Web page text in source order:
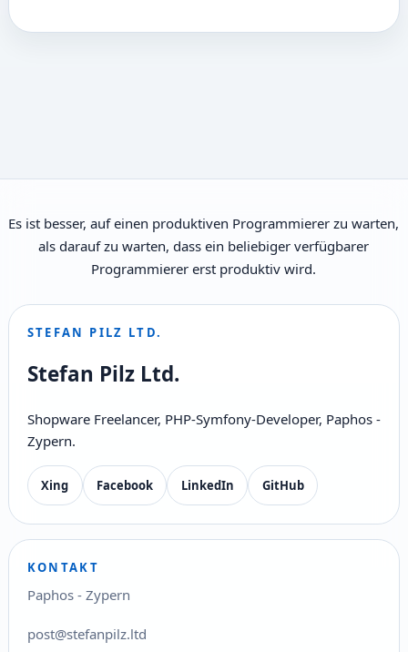
Es ist besser, auf einen produktiven Programmierer zu warten,
als darauf zu warten, dass ein beliebiger verfügbarer
Programmierer erst produktiv wird.
STEFAN PILZ LTD.
Stefan Pilz Ltd.
Shopware Freelancer, PHP-Symfony-Developer, Paphos -
Zypern.
Xing Facebook LinkedIn GitHub
KONTAKT
Paphos - Zypern
post@stefanpilz.ltd